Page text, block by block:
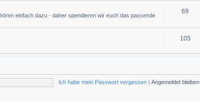
einfach dazu - daher spendieren wir euch das passende
69
105
Ich habe mein Passwort vergessen | Angemeldet bleiben